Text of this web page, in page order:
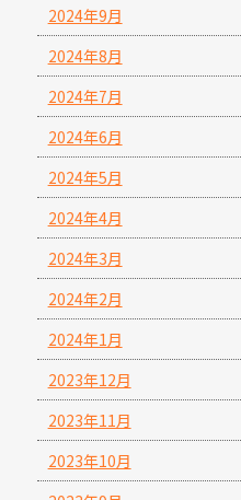
2024年9月
2024年8月
2024年7月
2024年6月
2024年5月
2024年4月
2024年3月
2024年2月
2024年1月
2023年12月
2023年11月
2023年10月